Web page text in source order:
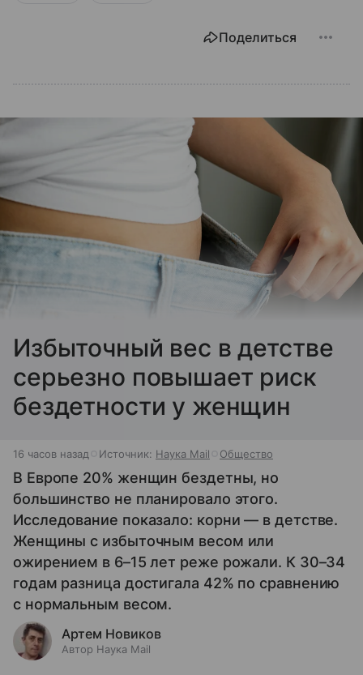
Поделиться
Избыточный вес в детстве
серьезно повышает риск
бездетности у женщин
16 часов назад Источник: Наука Mail Общество
В Европе 20% женщин бездетны, но
большинство не планировало этого.
Исследование показало: корни — в детстве.
Женщины с избыточным весом или
ожирением в 6–15 лет реже рожали. К 30–34
годам разница достигала 42% по сравнению
с нормальным весом.
Артем Новиков
Автор Наука Mail